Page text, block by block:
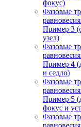
фокус)
Фазовые
Пример 3
узел)
Фазовые
Пример 4
и седло)
Фазовые
Пример 5
фокус и
Фазовые